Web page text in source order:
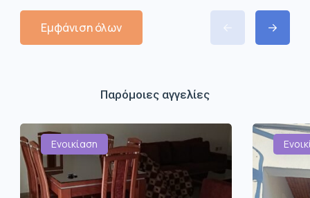
Εμφάνιση όλων
Παρόμοιες αγγελίες
Ενοικίαση